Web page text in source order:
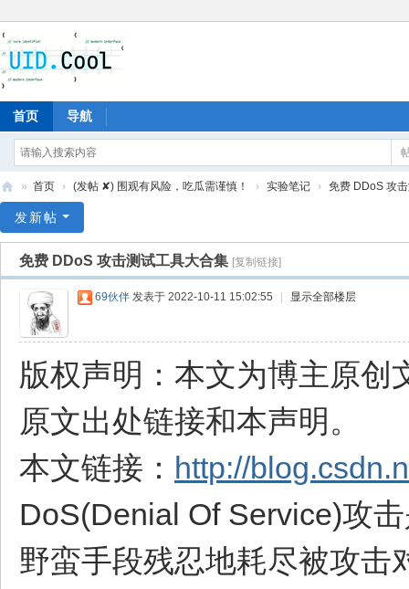
首页 导航
爱
» 首页 › (发帖 ✘) 围观有风险，吃瓜需谨慎！ › 实验笔记 › 免费 DDoS 攻
发新帖
免费 DDoS 攻击测试工具大合集 [复制链接]
69伙伴 发表于 2022-10-11 15:02:55 显示全部楼层
版权声明：本文为博主原创
原文出处链接和本声明。
本文链接： http://
DoS(Denial Of Service)攻
野蛮手段残忍地耗尽被攻击